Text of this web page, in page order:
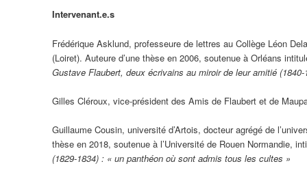
Intervenant.e.s
Frédérique Asklund, professeure de lettres au Collège Léon
(Loiret). Auteure d’une thèse en 2006, soutenue à Orléans
Gustave Flaubert, deux écrivains au miroir de leur amitié (1840-
Gilles Cléroux, vice-président des Amis de Flaubert et de
Guillaume Cousin, université d’Artois, docteur agrégé de
thèse en 2018, soutenue à l’Université de Rouen Normandie,
(1829-1834) : « un panthéon où sont admis tous les cultes »